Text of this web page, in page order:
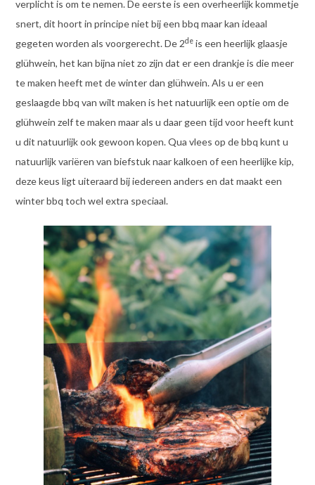
verplicht is om te nemen. De eerste is een overheerlijk kommetje
snert, dit hoort in principe niet bij een bbq maar kan ideaal
gegeten worden als voorgerecht. De 2deis een heerlijk glaasje
glühwein, het kan bijna niet zo zijn dat er een drankje is die meer
te maken heeft met de winter dan glühwein. Als u er een
geslaagde bbq van wilt maken is het natuurlijk een optie om de
glühwein zelf te maken maar als u daar geen tijd voor heeft kunt
u dit natuurlijk ook gewoon kopen. Qua vlees op de bbq kunt u
natuurlijk variëren van biefstuk naar kalkoen of een heerlijke kip,
deze keus ligt uiteraard bij iedereen anders en dat maakt een
winter bbq toch wel extra speciaal.